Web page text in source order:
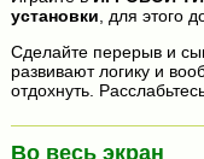
установки , для этого
Сделайте перерыв и
развивают логику и
отдохнуть.
Во весь экран